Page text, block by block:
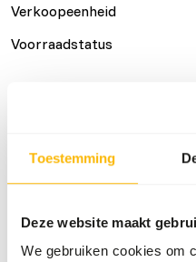
Toestemming
Deze website maakt
We gebruiken cookies om
Verkoopeenheid
Voorraadstatus